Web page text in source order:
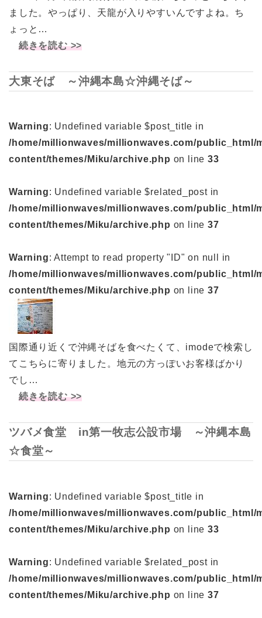
ました。やっぱり、天龍が入りやすいんですよね。ち
ょっと…
続きを読む >>
大東そば ～沖縄本島☆沖縄そば～
Warning: Undefined variable $post_title in
/home/millionwaves/millionwaves.com/public_html/
content/themes/Miku/archive.php on line33
Warning: Undefined variable $related_post in
/home/millionwaves/millionwaves.com/public_html/
content/themes/Miku/archive.php on line37
Warning: Attempt to read property "ID" on null in
/home/millionwaves/millionwaves.com/public_html/
content/themes/Miku/archive.php on line37
国際通り近くで沖縄そばを食べたくて、imodeで検索し
てこちらに寄りました。地元の方っぽいお客様ばかり
でし…
続きを読む >>
ツバメ食堂 in第一牧志公設市場 ～沖縄本島
☆食堂～
Warning: Undefined variable $post_title in
/home/millionwaves/millionwaves.com/public_html/
content/themes/Miku/archive.php on line33
Warning: Undefined variable $related_post in
/home/millionwaves/millionwaves.com/public_html/
content/themes/Miku/archive.php on line37